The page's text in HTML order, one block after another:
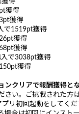
獲得
獲得
獲得
で1519pt獲得
獲得
獲得
入で3038pt獲得
獲得
クリアで報酬獲得とな
さい。ご挑戦された方
リ初回起動をしてく